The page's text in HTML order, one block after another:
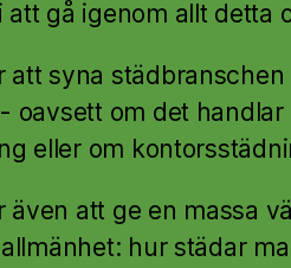
att gå igenom allt detta
att syna
oavsett om det
eller om
även att ge en massa
hur städar